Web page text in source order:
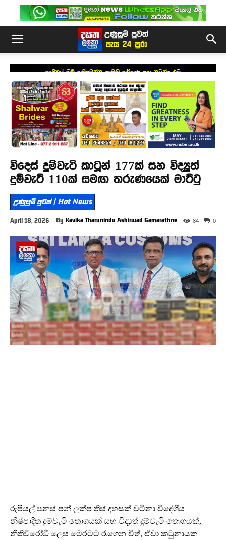
කාදිනල් හිමි හමුවෙන්න ඇමති හර්ෂණ සහ නලින්ද එයි
විදෙස් දුම්වැටි කාටූන් 177ක් සහ විද්‍යුත්
දුම්වැටි 110ක් සමඟ තරුණයෙක් මාට්ටු
උණුසුම් පුවත් | Hot News
April 18, 2026 By Kavika Tharunindu Ashirwad Gamarathne 0
84
රුපියල් පනස් පන් ලක්ෂ තිස් දහසක් වටිනා විදේශීය
නිෂ්පාදිත දුම්වැටි තොගයක් සහ විද්‍යුත් දුම්වැටි තොගයක්,
නීතිවිරෝධී ලෙස මෙරටට රැගෙන විත්, ඒවා කටුනායක